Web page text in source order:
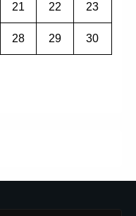
21 22 23
28 29 30